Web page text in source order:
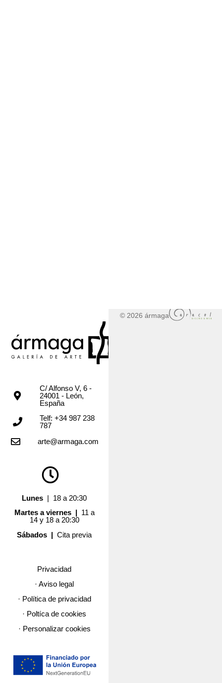
C/ Alfonso V, 6 -
24001 - León,
España
Telf: +34 987 238
787
arte@armaga.com
Lunes | 18 a 20:30
Martes a viernes | 11 a
14 y 18 a 20:30
Sábados |Cita previa
Privacidad
· Aviso legal
· Política de privacidad
· Poltíca de cookies
· Personalizar cookies
© 2026 ármaga